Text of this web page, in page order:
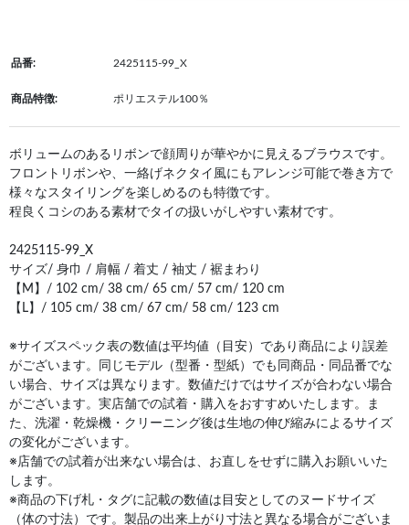
品番: 2425115-99_X
商品特徴: ポリエステル100％
ボリュームのあるリボンで顔周りが華やかに見えるブラウスです。
フロントリボンや、一絡げネクタイ風にもアレンジ可能で巻き方で
様々なスタイリングを楽しめるのも特徴です。
程良くコシのある素材でタイの扱いがしやすい素材です。
2425115-99_X
サイズ/ 身巾 / 肩幅 / 着丈 / 袖丈 / 裾まわり
【M】/ 102 cm/ 38 cm/ 65 cm/ 57 cm/ 120 cm
【L】/ 105 cm/ 38 cm/ 67 cm/ 58 cm/ 123 cm
※サイズスペック表の数値は平均値（目安）であり商品により誤差
がございます。同じモデル（型番・型紙）でも同商品・同品番でな
い場合、サイズは異なります。数値だけではサイズが合わない場合
がございます。実店舗での試着・購入をおすすめいたします。ま
た、洗濯・乾燥機・クリーニング後は生地の伸び縮みによるサイズ
の変化がございます。
※店舗での試着が出来ない場合は、お直しをせずに購入お願いいた
します。
※商品の下げ札・タグに記載の数値は目安としてのヌードサイズ
（体の寸法）です。製品の出来上がり寸法と異なる場合がございま